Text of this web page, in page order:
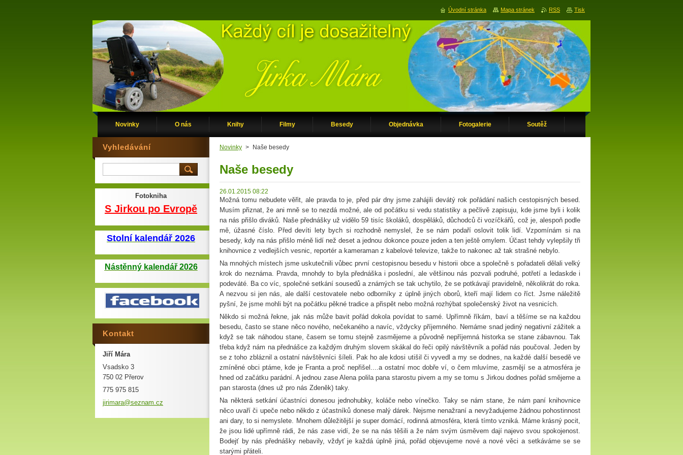
Novinky O nás Knihy Filmy Besedy Objednávka Fotogalerie Soutěž
Novinky > Naše besedy
Naše besedy
26.01.2015 08:22
Možná tomu nebudete věřit, ale pravda to je, před pár dny jsme zahájili devátý rok pořádání našich cestopisných besed.
Musím přiznat, že ani mně se to nezdá možné, ale od počátku si vedu statistiky a pečlivě zapisuju, kde jsme byli i kolik
na nás přišlo diváků. Naše přednášky už vidělo 59 tisíc školáků, dospěláků, důchodců či vozíčkářů, což je, alespoň podle
mě, úžasné číslo. Před devíti lety bych si rozhodně nemyslel, že se nám podaří oslovit tolik lidí. Vzpomínám si na
besedy, kdy na nás přišlo méně lidí než deset a jednou dokonce pouze jeden a ten ještě omylem. Účast tehdy vylepšily tři
knihovnice z vedlejších vesnic, reportér a kameraman z kabelové televize, takže to nakonec až tak strašné nebylo.
Na mnohých místech jsme uskutečnili vůbec první cestopisnou besedu v historii obce a společně s pořadateli dělali velký
krok do neznáma. Pravda, mnohdy to byla přednáška i poslední, ale většinou nás pozvali podruhé, potřetí a ledaskde i
podeváté. Ba co víc, společné setkání sousedů a známých se tak uchytilo, že se potkávají pravidelně, několikrát do roka.
A nezvou si jen nás, ale další cestovatele nebo odborníky z úplně jiných oborů, kteří mají lidem co říct. Jsme náležitě
pyšní, že jsme mohli být na počátku pěkné tradice a přispět nebo možná rozhýbat společenský život na vesnicích.
Někdo si možná řekne, jak nás může bavit pořád dokola povídat to samé. Upřímně říkám, baví a těšíme se na každou
besedu, často se stane něco nového, nečekaného a navíc, vždycky příjemného. Nemáme snad jediný negativní zážitek a
když se tak náhodou stane, časem se tomu stejně zasmějeme a původně nepříjemná historka se stane zábavnou. Tak
třeba když nám na přednášce za každým druhým slovem skákal do řeči opilý návštěvník a pořád nás poučoval. Jeden by
se z toho zbláznil a ostatní návštěvníci šíleli. Pak ho ale kdosi utišil či vyvedl a my se dodnes, na každé další besedě ve
zmíněné obci ptáme, kde je Franta a proč nepřišel....a ostatní moc dobře ví, o čem mluvíme, zasmějí se a atmosféra je
hned od začátku parádní. A jednou zase Alena polila pana starostu pivem a my se tomu s Jirkou dodnes pořád smějeme a
pan starosta (dnes už pro nás Zdeněk) taky.
Na některá setkání účastníci donesou jednohubky, koláče nebo vínečko. Taky se nám stane, že nám paní knihovnice
něco uvaří či upeče nebo někdo z účastníků donese malý dárek. Nejsme nenažraní a nevyžadujeme žádnou pohostinnost
ani dary, to si nemyslete. Mnohem důležitější je super domácí, rodinná atmosféra, která tímto vzniká. Máme krásný pocit,
že jsou lidé upřímně rádi, že nás zase vidí, že se na nás těšili a že nám svým úsměvem dají najevo svou spokojenost.
Bodejť by nás přednášky nebavily, vždyť je každá úplně jiná, pořád objevujeme nové a nové věci a setkáváme se se
starými přáteli.
Vyhledávání
Fotokniha
S Jirkou po Evropě
Stolní kalendář 2026
Nástěnný kalendář 2026
Kontakt
Jiří Mára
Vsadsko 3
750 02 Přerov
775 975 815
jirimara@seznam.cz
Úvodní stránka Mapa stránek RSS Tisk